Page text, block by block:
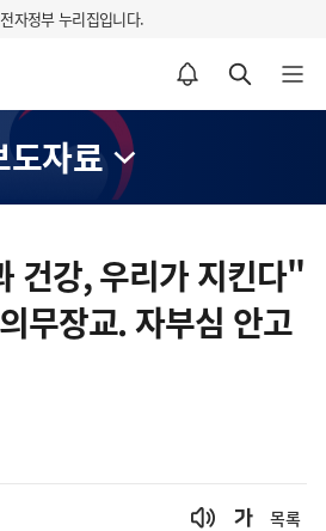
자정부 누리집입니다.
알림설정 바로가기 검색 바로가기 메뉴 열기
도자료
건강, 우리가 지킨다"
무장교. 자부심 안고
목록